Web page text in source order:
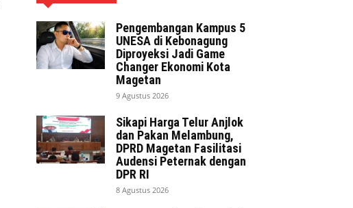
Pengembangan Kampus 5
UNESA di Kebonagung
Diproyeksi Jadi Game
Changer Ekonomi Kota
Magetan
9 Agustus 2026
Sikapi Harga Telur Anjlok
dan Pakan Melambung,
DPRD Magetan Fasilitasi
Audensi Peternak dengan
DPR RI
8 Agustus 2026